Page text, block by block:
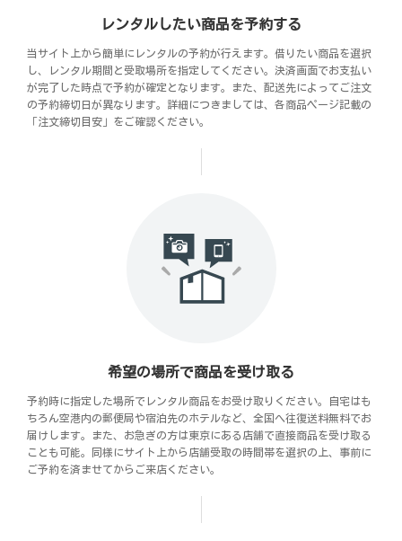
レンタルしたい商品を予約する
当サイト上から簡単にレンタルの予約が行えます。借りたい商品を選択
し、レンタル期間と受取場所を指定してください。決済画面でお支払い
が完了した時点で予約が確定となります。また、配送先によってご注文
の予約締切日が異なります。詳細につきましては、各商品ページ記載の
「注文締切目安」をご確認ください。
希望の場所で商品を受け取る
予約時に指定した場所でレンタル商品をお受け取りください。自宅はも
ちろん空港内の郵便局や宿泊先のホテルなど、全国へ往復送料無料でお
届けします。また、お急ぎの方は東京にある店舗で直接商品を受け取る
ことも可能。同様にサイト上から店舗受取の時間帯を選択の上、事前に
ご予約を済ませてからご来店ください。